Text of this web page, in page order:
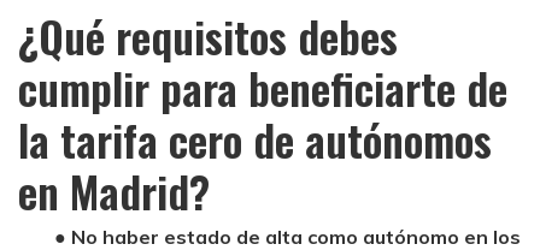
¿Qué requisitos debes
cumplir para beneficiarte de
la tarifa cero de autónomos
en Madrid?
● No haber estado de alta como autónomo en los